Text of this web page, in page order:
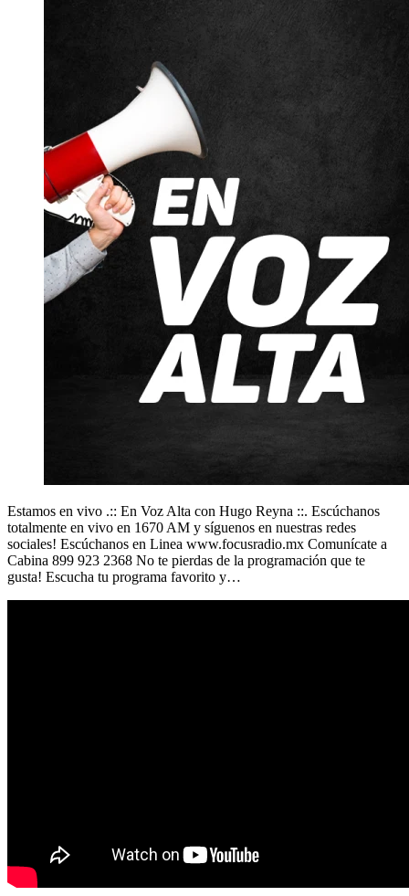
Estamos en vivo .:: En Voz Alta con Hugo Reyna ::. Escúchanos
totalmente en vivo en 1670 AM y síguenos en nuestras redes
sociales! Escúchanos en Linea www.focusradio.mx Comunícate a
Cabina 899 923 2368 No te pierdas de la programación que te
gusta! Escucha tu programa favorito y…